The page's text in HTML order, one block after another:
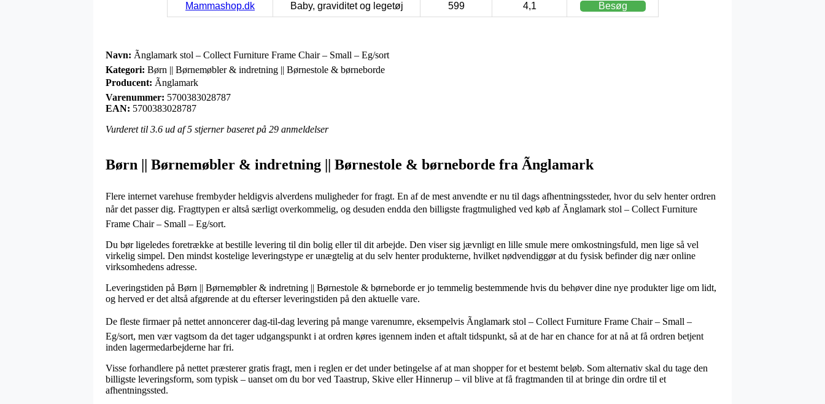
Mammashop.dk Baby, graviditet og legetøj 599 4,1 Besøg
Navn: Ãnglamark stol – Collect Furniture Frame Chair – Small – Eg/sort
Kategori: Børn || Børnemøbler & indretning || Børnestole & børneborde
Producent: Ãnglamark
Varenummer: 5700383028787
EAN: 5700383028787
Vurderet til 3.6 ud af 5 stjerner baseret på 29 anmeldelser
Børn || Børnemøbler & indretning || Børnestole & børneborde fra Ãnglamark
Flere internet varehuse frembyder heldigvis alverdens muligheder for fragt. En af de mest anvendte er nu til dags afhentningssteder, hvor du selv henter ordren
når det passer dig. Fragttypen er altså særligt overkommelig, og desuden endda den billigste fragtmulighed ved køb af Ãnglamark stol – Collect Furniture
Frame Chair – Small – Eg/sort.
Du bør ligeledes foretrække at bestille levering til din bolig eller til dit arbejde. Den viser sig jævnligt en lille smule mere omkostningsfuld, men lige så vel
virkelig simpel. Den mindst kostelige leveringstype er unægtelig at du selv henter produkterne, hvilket nødvendiggør at du fysisk befinder dig nær online
virksomhedens adresse.
Leveringstiden på Børn || Børnemøbler & indretning || Børnestole & børneborde er jo temmelig bestemmende hvis du behøver dine nye produkter lige om lidt,
og herved er det altså afgørende at du efterser leveringstiden på den aktuelle vare.
De fleste firmaer på nettet annoncerer dag-til-dag levering på mange varenumre, eksempelvis Ãnglamark stol – Collect Furniture Frame Chair – Small –
Eg/sort, men vær vagtsom da det tager udgangspunkt i at ordren køres igennem inden et aftalt tidspunkt, så at de har en chance for at nå at få ordren betjent
inden lagermedarbejderne har fri.
Visse forhandlere på nettet præsterer gratis fragt, men i reglen er det under betingelse af at man shopper for et bestemt beløb. Som alternativ skal du tage den
billigste leveringsform, som typisk – uanset om du bor ved Taastrup, Skive eller Hinnerup – vil blive at få fragtmanden til at bringe din ordre til et
afhentningssted.